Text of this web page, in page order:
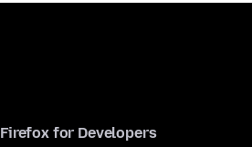
Firefox for Developers